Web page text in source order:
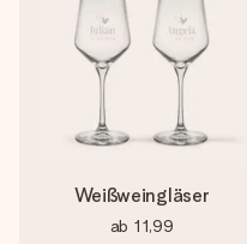
Weißweingläser
ab 11,99